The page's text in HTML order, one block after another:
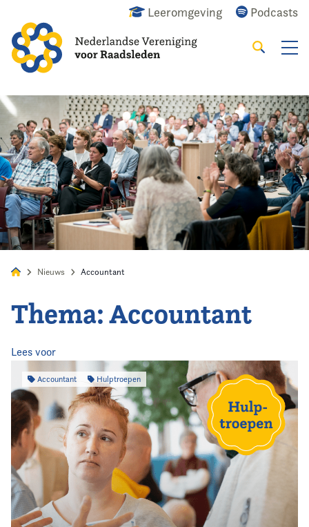
Leeromgeving Podcasts
Alles Nieuws Agenda Raadslid
Zoeken
Home
Agenda
Nieuws
Opleiding
Kennis & Informatie
Vereniging
Nieuws Accountant
Thema: Accountant
Lees voor
Accountant Hulptroepen